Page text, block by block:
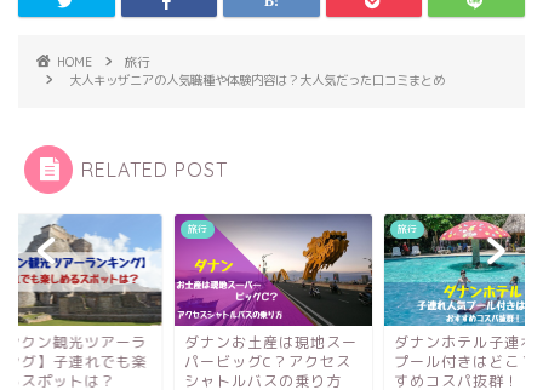
HOME
旅行
大人キッザニアの人気職種や体験内容は？大人気だった口コミまとめ
RELATED POST
ンクン観光ツアーラ
ング】子連れでも楽
るスポットは？
旅行
ダナンお土産は現地スー
パービッグC？アクセス
シャトルバスの乗り方
旅行
ダナンホテル子連れ
プール付きはどこ？
すめコスパ抜群！